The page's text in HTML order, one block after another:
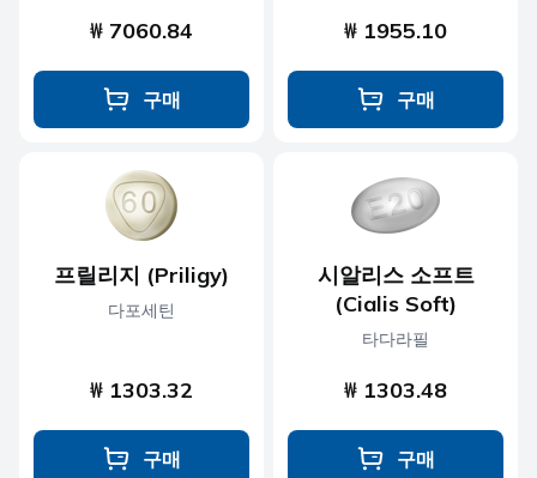
₩ 7060.84
구매
₩ 1955.10
구매
프릴리지 (Priligy)
다포세틴
₩ 1303.32
구매
시알리스 소프트
(Cialis Soft)
타다라필
₩ 1303.48
구매